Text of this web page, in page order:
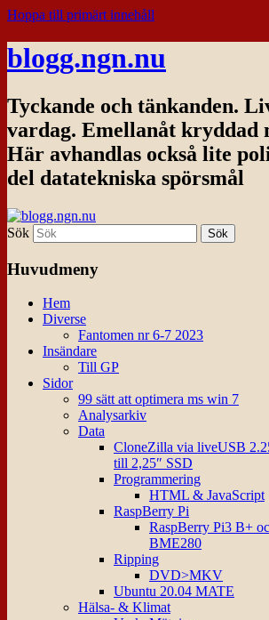
Hoppa till primärt innehåll
blogg.ngn.nu
Tyckande och tänkanden.
vardag. Emellanåt kryddad
Här avhandlas också lite
del datatekniska spörsmål
Sök
Huvudmeny
Hem
Diverse
Fantomen nr 6-7 2023
Insändare
Till GP
Sidor
99 sätt att optimera ms win 7
Analysarkiv
Data
CloneZilla via liveUSB
till 2,25″ SSD
Programmering
HTML & JavaScript
RaspBerry Pi
RaspBerry Pi3 B+
BME280
Ripping
DVD>MKV
Ubuntu 20.04 MATE
Hälsa- & Klimat